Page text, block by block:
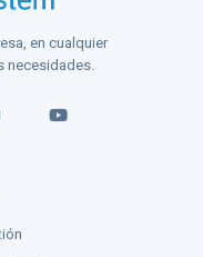
en cualquier
necesidades.